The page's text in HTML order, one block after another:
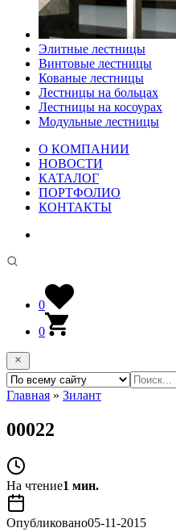
Элитные лестницы
Винтовые лестницы
Кованые лестницы
Лестницы на больцах
Лестницы на косоурах
Модульные лестницы
О КОМПАНИИ
НОВОСТИ
КАТАЛОГ
ПОРТФОЛИО
КОНТАКТЫ
0
0
Главная » Зилант
00022
На чтение1 мин.
Опубликовано05-11-2015